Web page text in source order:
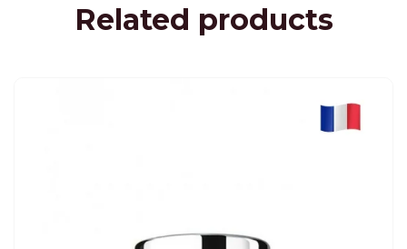
Related products